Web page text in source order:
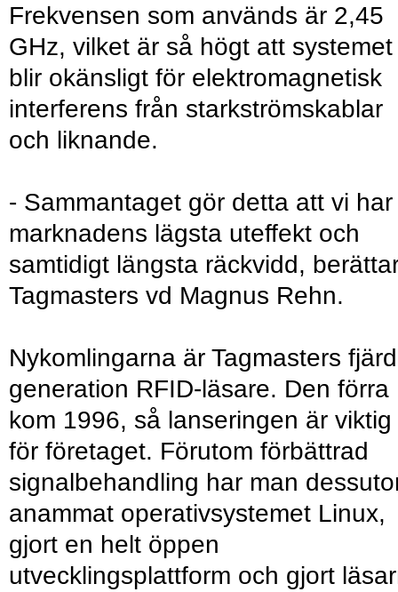
Frekvensen som används är 2,45
GHz, vilket är så högt att systemet
blir okänsligt för elektromagnetisk
interferens från starkströmskablar
och liknande.
- Sammantaget gör detta att vi har
marknadens lägsta uteffekt och
samtidigt längsta räckvidd,
Tagmasters vd Magnus Rehn.
Nykomlingarna är Tagmasters
generation RFID-läsare. Den förra
kom 1996, så lanseringen är viktig
för företaget. Förutom förbättrad
signalbehandling har man
anammat operativsystemet Linux,
gjort en helt öppen
utvecklingsplattform och gjort